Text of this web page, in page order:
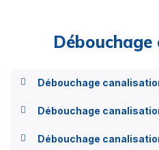
Débouchage
Débouchage
Débouchage